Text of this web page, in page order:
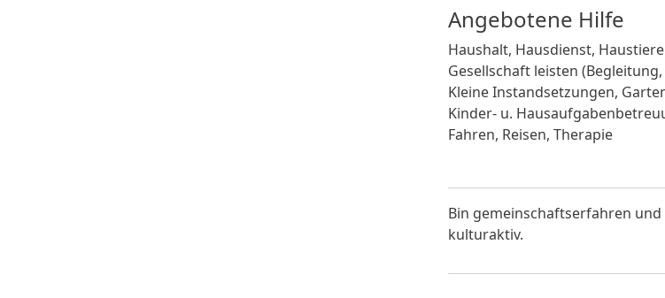
Angebotene Hilfe
Haushalt, Hausdienst, Haustiere
Gesellschaft leisten
Kleine Instandsetzungen,
Kinder- u.
Fahren, Reisen, Therapie
Bin gemeinschaftserfahren
kulturaktiv.